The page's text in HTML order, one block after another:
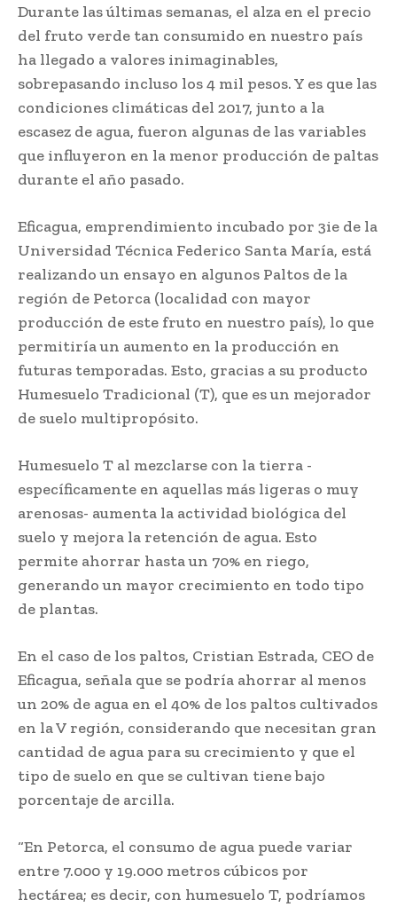
Durante las últimas semanas, el alza en el precio
del fruto verde tan consumido en nuestro país
ha llegado a valores inimaginables,
sobrepasando incluso los 4 mil pesos. Y es que las
condiciones climáticas del 2017, junto a la
escasez de agua, fueron algunas de las variables
que influyeron en la menor producción de paltas
durante el año pasado.
Eficagua, emprendimiento incubado por 3ie de la
Universidad Técnica Federico Santa María, está
realizando un ensayo en algunos Paltos de la
región de Petorca (localidad con mayor
producción de este fruto en nuestro país), lo que
permitiría un aumento en la producción en
futuras temporadas. Esto, gracias a su producto
Humesuelo Tradicional (T), que es un mejorador
de suelo multipropósito.
Humesuelo T al mezclarse con la tierra -
específicamente en aquellas más ligeras o muy
arenosas- aumenta la actividad biológica del
suelo y mejora la retención de agua. Esto
permite ahorrar hasta un 70% en riego,
generando un mayor crecimiento en todo tipo
de plantas.
En el caso de los paltos, Cristian Estrada, CEO de
Eficagua, señala que se podría ahorrar al menos
un 20% de agua en el 40% de los paltos cultivados
en la V región, considerando que necesitan gran
cantidad de agua para su crecimiento y que el
tipo de suelo en que se cultivan tiene bajo
porcentaje de arcilla.
“En Petorca, el consumo de agua puede variar
entre 7.000 y 19.000 metros cúbicos por
hectárea; es decir, con humesuelo T, podríamos